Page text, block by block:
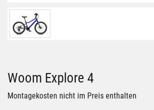
Woom Explore 4
Montagekosten nicht im Preis enthalten